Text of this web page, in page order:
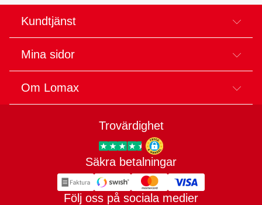
Kundtjänst
Mina sidor
Om Lomax
Trovärdighet
Trygg E-handel
Säkra betalningar
Följ oss på sociala medier